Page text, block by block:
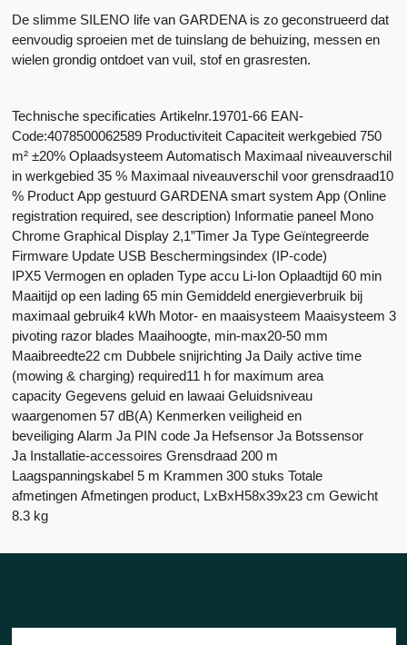
De slimme SILENO life van GARDENA is zo geconstrueerd dat
eenvoudig sproeien met de tuinslang de behuizing, messen en
wielen grondig ontdoet van vuil, stof en grasresten.
Technische specificaties Artikelnr.19701-66 EAN-
Code:4078500062589 Productiviteit Capaciteit werkgebied 750
m² ±20% Oplaadsysteem Automatisch Maximaal niveauverschil
in werkgebied 35 % Maximaal niveauverschil voor grensdraad10
% Product App gestuurd GARDENA smart system App (Online
registration required, see description) Informatie paneel Mono
Chrome Graphical Display 2,1”Timer Ja Type Geïntegreerde
Firmware Update USB Beschermingsindex (IP-code)
IPX5 Vermogen en opladen Type accu Li-Ion Oplaadtijd 60 min
Maaitijd op een lading 65 min Gemiddeld energieverbruik bij
maximaal gebruik4 kWh Motor- en maaisysteem Maaisysteem 3
pivoting razor blades Maaihoogte, min-max20-50 mm
Maaibreedte22 cm Dubbele snijrichting Ja Daily active time
(mowing & charging) required11 h for maximum area
capacity Gegevens geluid en lawaai Geluidsniveau
waargenomen 57 dB(A) Kenmerken veiligheid en
beveiliging Alarm Ja PIN code Ja Hefsensor Ja Botssensor
Ja Installatie-accessoires Grensdraad 200 m
Laagspanningskabel 5 m Krammen 300 stuks Totale
afmetingen Afmetingen product, LxBxH58x39x23 cm Gewicht
8.3 kg